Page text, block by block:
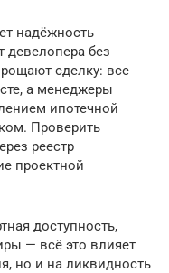
надёжность
без
сделку: все
а менеджеры
ипотечной
Проверить
реестр
проектной
доступность,
— всё это влияет
но и на ликвидность